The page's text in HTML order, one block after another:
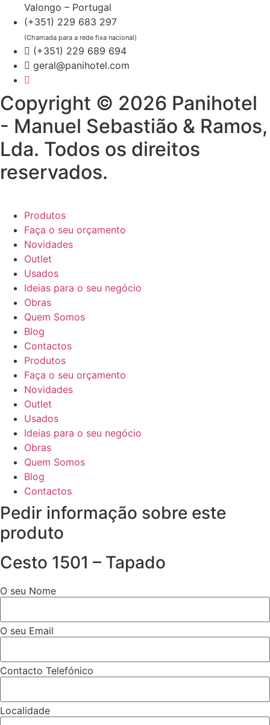
Valongo – Portugal
(+351) 229 683 297
(Chamada para a rede fixa nacional)
(+351) 229 689 694
geral@panihotel.com
Copyright © 2026 Panihotel
- Manuel Sebastião & Ramos,
Lda. Todos os direitos
reservados.
Produtos
Faça o seu orçamento
Novidades
Outlet
Usados
Ideias para o seu negócio
Obras
Quem Somos
Blog
Contactos
Produtos
Faça o seu orçamento
Novidades
Outlet
Usados
Ideias para o seu negócio
Obras
Quem Somos
Blog
Contactos
Pedir informação sobre este
produto
Cesto 1501 – Tapado
O seu Nome
O seu Email
Contacto Telefónico
Localidade